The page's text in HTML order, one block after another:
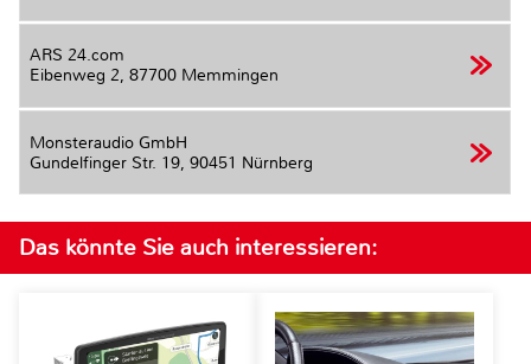
ARS 24.com
Eibenweg 2, 87700 Memmingen
Monsteraudio GmbH
Gundelfinger Str. 19, 90451 Nürnberg
Das könnte Sie auch interessieren: